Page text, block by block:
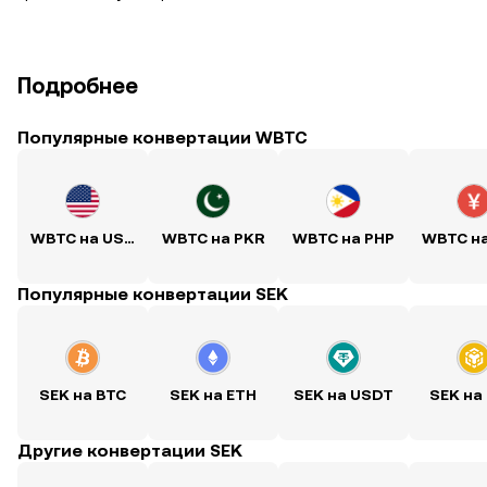
Подробнее
Популярные конвертации WBTC
WBTC на USD WBTC на PKR WBTC на PHP WBTC
Популярные конвертации SEK
SEK на BTC SEK на ETH SEK на USDT SEK на
Другие конвертации SEK